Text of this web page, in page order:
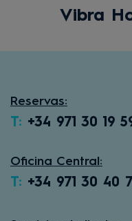
Vibra
Reservas:
T: +34 971 30 19
Oficina Central:
T: +34 971 30 40